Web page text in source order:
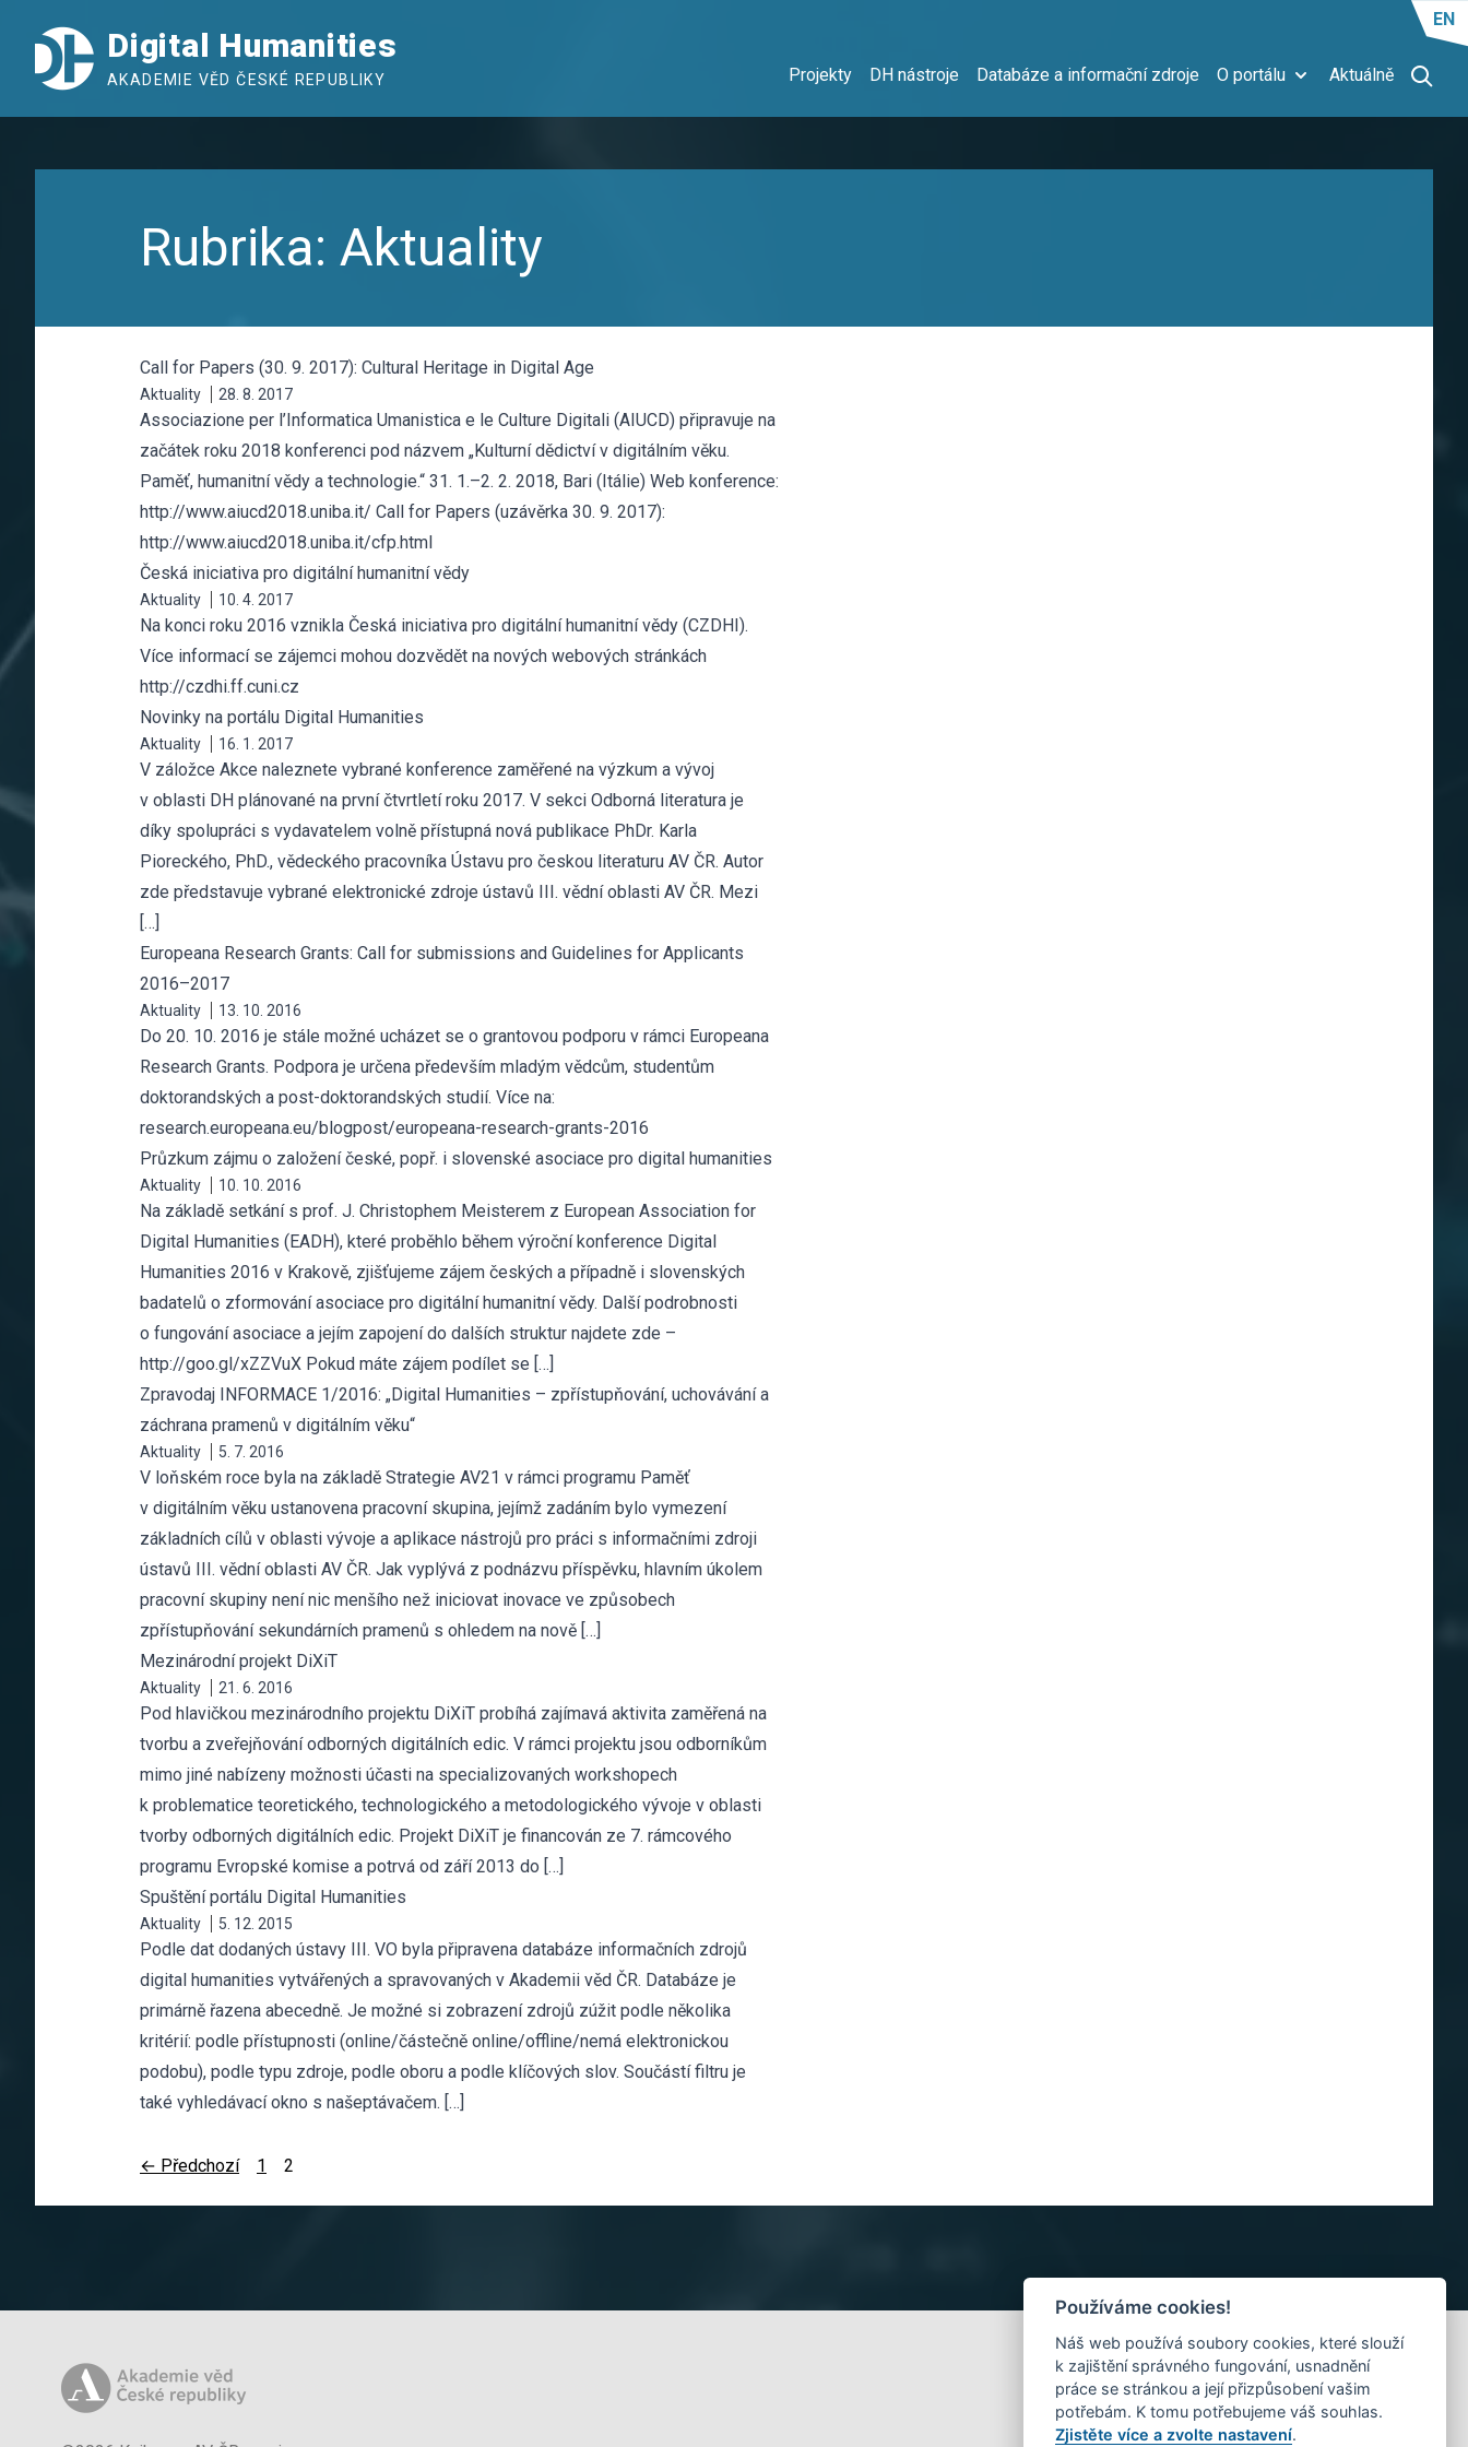
Digital Humanities
AKADEMIE VĚD ČESKÉ REPUBLIKY Projekty DH nástroje Databáze a informační zdroje O portálu Aktuálně
EN
Rubrika: Aktuality
Call for Papers (30. 9. 2017): Cultural Heritage in Digital Age
Aktuality 28. 8. 2017
Associazione per l’Informatica Umanistica e le Culture Digitali (AIUCD) připravuje na
začátek roku 2018 konferenci pod názvem „Kulturní dědictví v digitálním věku.
Paměť, humanitní vědy a technologie.“ 31. 1.–2. 2. 2018, Bari (Itálie) Web konference:
http://www.aiucd2018.uniba.it/ Call for Papers (uzávěrka 30. 9. 2017):
http://www.aiucd2018.uniba.it/cfp.html
Česká iniciativa pro digitální humanitní vědy
Aktuality 10. 4. 2017
Na konci roku 2016 vznikla Česká iniciativa pro digitální humanitní vědy (CZDHI).
Více informací se zájemci mohou dozvědět na nových webových stránkách
http://czdhi.ff.cuni.cz
Novinky na portálu Digital Humanities
Aktuality 16. 1. 2017
V záložce Akce naleznete vybrané konference zaměřené na výzkum a vývoj
v oblasti DH plánované na první čtvrtletí roku 2017. V sekci Odborná literatura je
díky spolupráci s vydavatelem volně přístupná nová publikace PhDr. Karla
Pioreckého, PhD., vědeckého pracovníka Ústavu pro českou literaturu AV ČR. Autor
zde představuje vybrané elektronické zdroje ústavů III. vědní oblasti AV ČR. Mezi
[…]
Europeana Research Grants: Call for submissions and Guidelines for Applicants
2016–2017
Aktuality 13. 10. 2016
Do 20. 10. 2016 je stále možné ucházet se o grantovou podporu v rámci Europeana
Research Grants. Podpora je určena především mladým vědcům, studentům
doktorandských a post-doktorandských studií. Více na:
research.europeana.eu/blogpost/europeana-research-grants-2016
Průzkum zájmu o založení české, popř. i slovenské asociace pro digital humanities
Aktuality 10. 10. 2016
Na základě setkání s prof. J. Christophem Meisterem z European Association for
Digital Humanities (EADH), které proběhlo během výroční konference Digital
Humanities 2016 v Krakově, zjišťujeme zájem českých a případně i slovenských
badatelů o zformování asociace pro digitální humanitní vědy. Další podrobnosti
o fungování asociace a jejím zapojení do dalších struktur najdete zde –
http://goo.gl/xZZVuX Pokud máte zájem podílet se […]
Zpravodaj INFORMACE 1/2016: „Digital Humanities – zpřístupňování, uchovávání a
záchrana pramenů v digitálním věku“
Aktuality 5. 7. 2016
V loňském roce byla na základě Strategie AV21 v rámci programu Paměť
v digitálním věku ustanovena pracovní skupina, jejímž zadáním bylo vymezení
základních cílů v oblasti vývoje a aplikace nástrojů pro práci s informačními zdroji
ústavů III. vědní oblasti AV ČR. Jak vyplývá z podnázvu příspěvku, hlavním úkolem
pracovní skupiny není nic menšího než iniciovat inovace ve způsobech
zpřístupňování sekundárních pramenů s ohledem na nově […]
Mezinárodní projekt DiXiT
Aktuality 21. 6. 2016
Pod hlavičkou mezinárodního projektu DiXiT probíhá zajímavá aktivita zaměřená na
tvorbu a zveřejňování odborných digitálních edic. V rámci projektu jsou odborníkům
mimo jiné nabízeny možnosti účasti na specializovaných workshopech
k problematice teoretického, technologického a metodologického vývoje v oblasti
tvorby odborných digitálních edic. Projekt DiXiT je financován ze 7. rámcového
programu Evropské komise a potrvá od září 2013 do […]
Spuštění portálu Digital Humanities
Aktuality 5. 12. 2015
Podle dat dodaných ústavy III. VO byla připravena databáze informačních zdrojů
digital humanities vytvářených a spravovaných v Akademii věd ČR. Databáze je
primárně řazena abecedně. Je možné si zobrazení zdrojů zúžit podle několika
kritérií: podle přístupnosti (online/částečně online/offline/nemá elektronickou
podobu), podle typu zdroje, podle oboru a podle klíčových slov. Součástí filtru je
také vyhledávací okno s našeptávačem. […]
← Předchozí 1 2
Používáme cookies!
Náš web používá soubory cookies, které slouží
k zajištění správného fungování, usnadnění
práce se stránkou a její přizpůsobení vašim
potřebám. K tomu potřebujeme váš souhlas.
Zjistěte více a zvolte nastavení.